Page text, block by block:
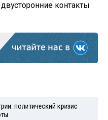
контакты
политический кризис